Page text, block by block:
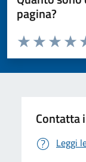
pagina?
Valuta da 1 a 5
Valuta 3
Valuta 2
Valuta 1 stelle
Contatta
Leggi